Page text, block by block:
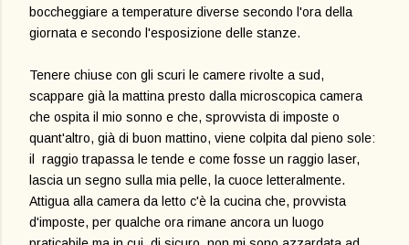
boccheggiare a temperature diverse secondo l'ora della
giornata e secondo l'esposizione delle stanze.
Tenere chiuse con gli scuri le camere rivolte a sud,
scappare già la mattina presto dalla microscopica camera
che ospita il mio sonno e che, sprovvista di imposte o
quant'altro, già di buon mattino, viene colpita dal pieno sole:
il raggio trapassa le tende e come fosse un raggio laser,
lascia un segno sulla mia pelle, la cuoce letteralmente.
Attigua alla camera da letto c'è la cucina che, provvista
d'imposte, per qualche ora rimane ancora un luogo